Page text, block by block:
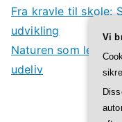
Fra kravle til skole:
udvikling
Naturen som
udeliv
Vi